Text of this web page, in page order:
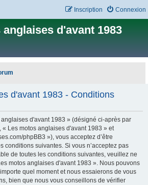
Connexion
Inscription
d'avant 1983
d'avant 1983 - Conditions
d'avant 1983 » (désigné ci-après par
« Les motos anglaises d'avant 1983 » et
phpBB3 »), vous acceptez d’être
conditions suivantes. Si vous n’acceptez pas
de toutes les conditions suivantes, veuillez ne
motos anglaises d'avant 1983 ». Nous pouvons
quel moment et nous essaierons de vous
bien que nous vous conseillons de vérifier